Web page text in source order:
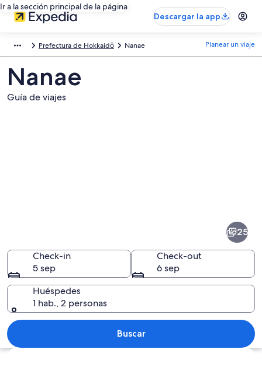
Ir a la sección principal de la página
Descargar la app
Prefectura de Hokkaidō Nanae Planear un viaje
Nanae
Guía de viajes
Un puente de piedra sobre un río
25
Check-in
5 sep
Check-out
6 sep
Huéspedes
1 hab., 2 personas
Buscar
Explorar mapa